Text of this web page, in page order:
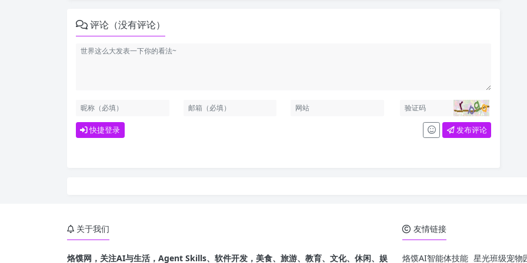
评论（没有评论）
快捷登录 发布评论
关于我们
烙馍网，关注AI与生活，Agent Skills、软件开发，美食、旅游、教育、文化、休闲、娱
友情链接
烙馍AI智能体技能 星光班级宠物